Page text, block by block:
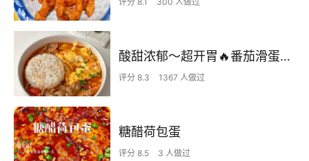
酸甜浓郁～超开胃🔥番茄滑蛋牛肉饭
评分 8.3 1367 人做过
糖醋荷包蛋
评分 8.5 3 人做过